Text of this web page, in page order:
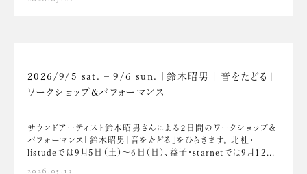
2026/9/5 sat. – 9/6 sun. 「鈴木昭男 | 音をたどる」
ワークショップ&パフォーマンス
サウンドアーティスト鈴木昭男さんによる２日間のワークショップ＆
パフォーマンス「鈴木昭男｜音をたどる」をひらきます。 北杜・
listudeでは9月5日（土）～6日（日）、益子・starnetでは9月12...
2026.05.13